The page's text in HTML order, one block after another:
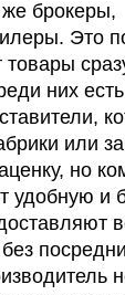
брокеры,
Это
них есть
или
но
удобную и